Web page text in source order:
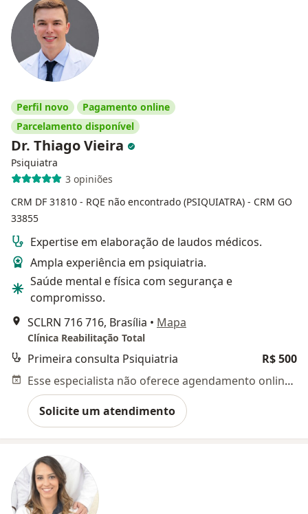
Perfil novo
Pagamento online
Parcelamento disponível
Dr. Thiago Vieira
Psiquiatra
3 opiniões
CRM DF 31810 - RQE não encontrado (PSIQUIATRA) - CRM GO
33855
Expertise em elaboração de laudos médicos.
Ampla experiência em psiquiatria.
Saúde mental e física com segurança e
compromisso.
SCLRN 716 716, Brasília • Mapa
Clínica Reabilitação Total
Primeira consulta Psiquiatria
R$ 500
Esse especialista não oferece agendamento online para esse endereço.
Solicite um atendimento